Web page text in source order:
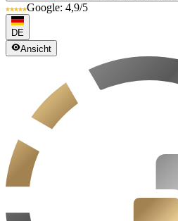
Google: 4,9/5
DE
Ansicht